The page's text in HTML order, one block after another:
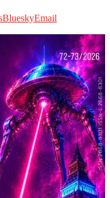
BlueskyEmail